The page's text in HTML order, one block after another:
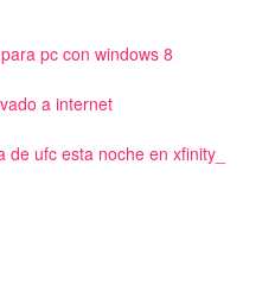
pc con windows 8
a internet
ufc esta noche en xfinity_